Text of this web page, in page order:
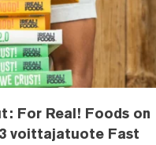
For Real! Foods on
voittajatuote Fast